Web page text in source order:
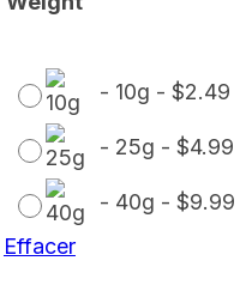
- 10g - $2.49
- 25g - $4.99
- 40g - $9.99
Effacer